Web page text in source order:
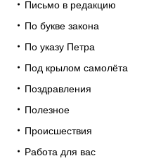
Письмо в редакцию
По букве закона
По указу Петра
Под крылом самолёта
Поздравления
Полезное
Происшествия
Работа для вас